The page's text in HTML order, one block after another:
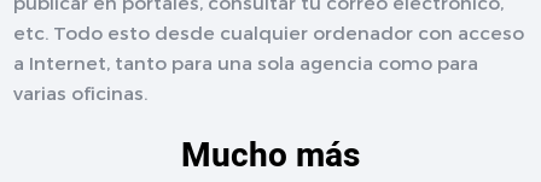
etc. Todo esto desde cualquier ordenador con acceso
a Internet, tanto para una sola agencia como para
varias oficinas.
Mucho más